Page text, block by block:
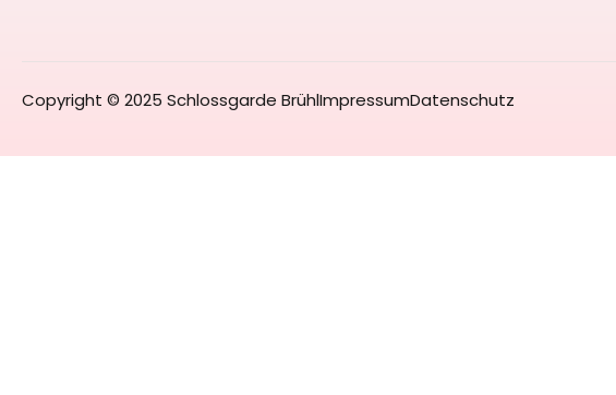
Copyright © 2025 Schlossgarde BrühlImpressumDatenschutz